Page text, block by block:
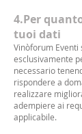
4.Per
tuoi dati
Vinòforum Eventi
esclusivamente
necessario
rispondere a
realizzare
adempiere ai
applicabile.